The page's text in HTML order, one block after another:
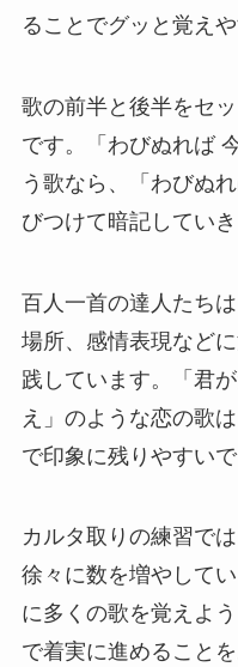
ることでグッと覚えや
歌の前半と後半をセ
です。「わびぬれば
う歌なら、「わびぬ
びつけて暗記していき
百人一首の達人たち
場所、感情表現など
践しています。「君
え」のような恋の歌
で印象に残りやすいで
カルタ取りの練習で
徐々に数を増やして
に多くの歌を覚えよ
で着実に進めることを